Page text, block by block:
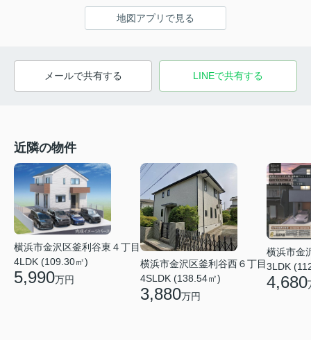
地図アプリで見る
メールで共有する LINEで共有する
近隣の物件
横浜市金沢区釜利谷東４丁目
4LDK (109.30㎡)
5,990万円
横浜市金沢区釜利谷西６丁目
4SLDK (138.54㎡)
3,880万円
横浜市金
3LDK
4,680